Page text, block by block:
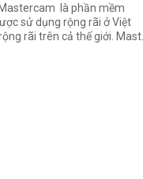
là phần mềm
sử dụng rộng rãi ở Việt
rãi trên cả thế giới. Mast...